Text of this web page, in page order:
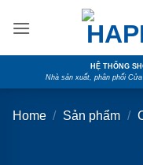
HỆ THỐNG
Nhà sản xuất, phân phối
Home / Sản phẩm /